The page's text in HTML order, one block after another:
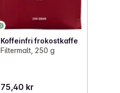
Koffeinfri frokostkaffe
Filtermalt, 250 g
75,40 kr